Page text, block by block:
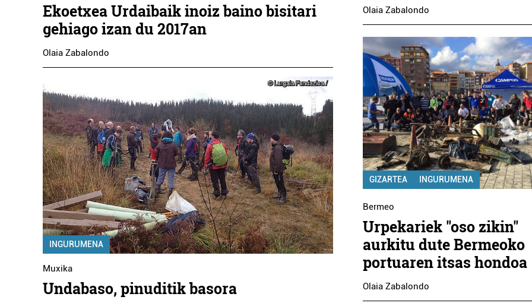
Ekoetxea Urdaibaik inoiz baino bisitari
gehiago izan du 2017an
Olaia Zabalondo
INGURUMENA
Muxika
Undabaso, pinuditik basora
Olaia Zabalondo
GIZARTEA INGURUMENA
Bermeo
Urpekariek "oso zikin"
aurkitu dute Bermeoko
portuaren itsas hondoa
Olaia Zabalondo